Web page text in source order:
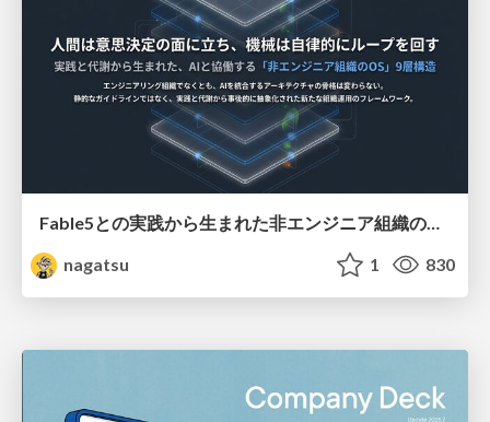
Fable5との実践から生まれた非エンジニア組織のループエンジニアリング
nagatsu
1 830